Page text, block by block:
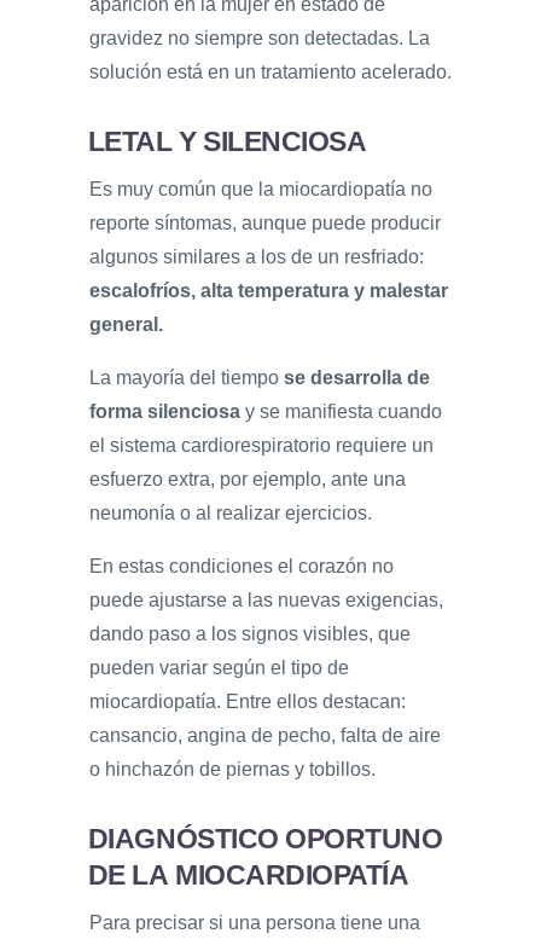
aparición en la mujer en estado de
gravidez no siempre son detectadas. La
solución está en un tratamiento acelerado.
LETAL Y SILENCIOSA
Es muy común que la miocardiopatía no
reporte síntomas, aunque puede producir
algunos similares a los de un resfriado:
escalofríos, alta temperatura y malestar
general.
La mayoría del tiempo se desarrolla de
forma silenciosa y se manifiesta cuando
el sistema cardiorespiratorio requiere un
esfuerzo extra, por ejemplo, ante una
neumonía o al realizar ejercicios.
En estas condiciones el corazón no
puede ajustarse a las nuevas exigencias,
dando paso a los signos visibles, que
pueden variar según el tipo de
miocardiopatía. Entre ellos destacan:
cansancio, angina de pecho, falta de aire
o hinchazón de piernas y tobillos.
DIAGNÓSTICO OPORTUNO
DE LA MIOCARDIOPATÍA
Para precisar si una persona tiene una